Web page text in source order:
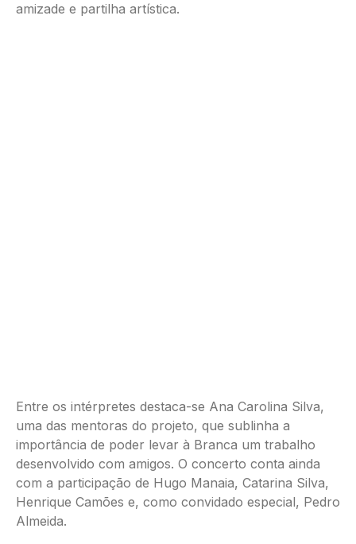
amizade e partilha artística.
Entre os intérpretes destaca-se Ana Carolina Silva,
uma das mentoras do projeto, que sublinha a
importância de poder levar à Branca um trabalho
desenvolvido com amigos. O concerto conta ainda
com a participação de Hugo Manaia, Catarina Silva,
Henrique Camões e, como convidado especial, Pedro
Almeida.